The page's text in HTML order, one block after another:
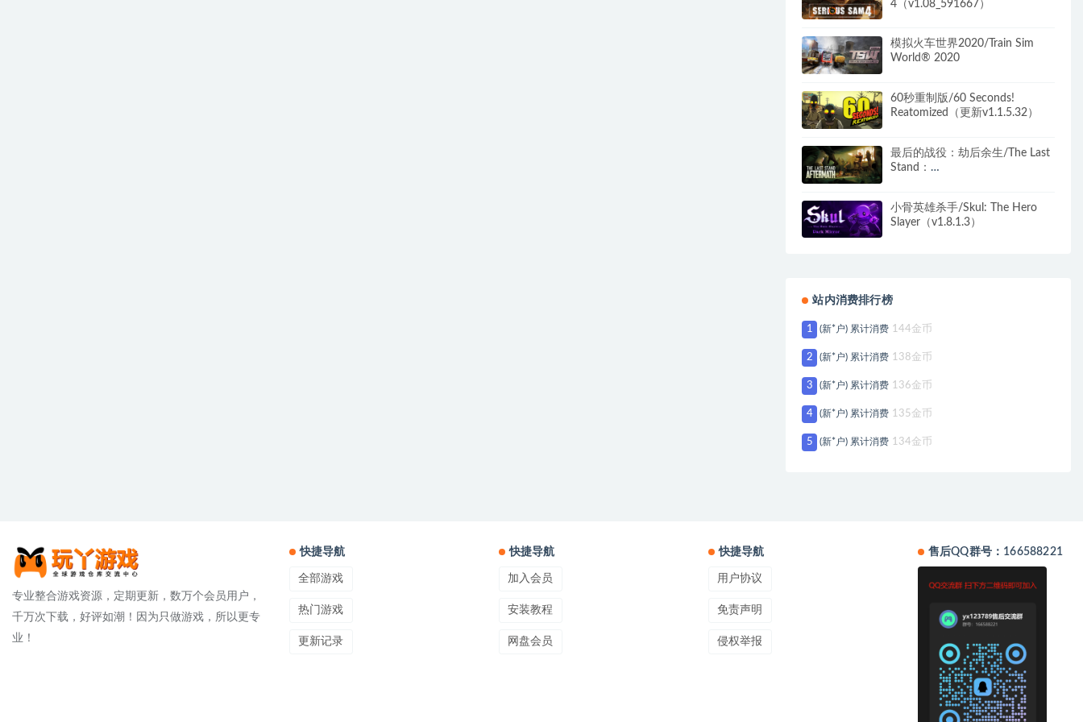
4（v1.08_591667）
模拟火车世界2020/Train Sim
World® 2020
60秒重制版/60 Seconds!
Reatomized（更新v1.1.5.32）
最后的战役：劫后余生/The Last
Stand：
小骨英雄杀手/Skul: The Hero
Slayer（v1.8.1.3）
站内消费排行榜
1 (新*户) 累计消费 144金币
2 (新*户) 累计消费 138金币
3 (新*户) 累计消费 136金币
4 (新*户) 累计消费 135金币
5 (新*户) 累计消费 134金币
专业整合游戏资源，定期更新，数万个会员用户，
千万次下载，好评如潮！因为只做游戏，所以更专
业！
快捷导航
全部游戏
热门游戏
更新记录
快捷导航
加入会员
安装教程
网盘会员
快捷导航
用户协议
免责声明
侵权举报
售后QQ群号：166588221